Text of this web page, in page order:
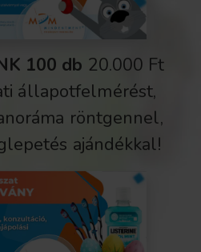
100 db 20.000 Ft
állapotfelmérést,
röntgennel,
ajándékkal!